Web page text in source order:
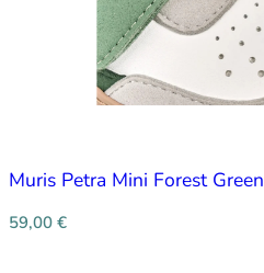
Muris Petra Mini Forest Green
59,00 €